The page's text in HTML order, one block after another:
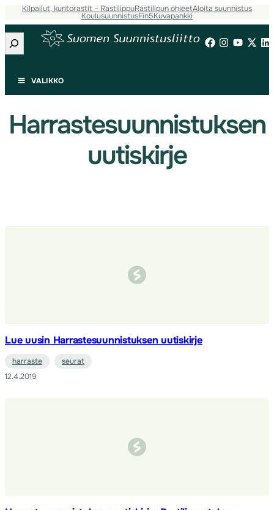
Siirry
sisältöön
Kilpailut, kuntorastit – RastilippuRastilipun ohjeetAloita suunnistus
KoulusuunnistusFin5Kuvapankki
Etsi
VALIKKO
Harrastesuunnistuksen
uutiskirje
Lue uusin Harrastesuunnistuksen uutiskirje
harraste
seurat
12.4.2019